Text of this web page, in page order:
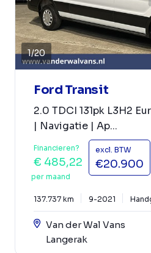
1/20
Ford Transit
2.0 TDCI 131pk L3H2
| Navigatie | Ap...
Financieren?
€ 485,22
per maand
excl. BTW
€20.900
137.737 km 9-2021
Van der Wal Vans
Langerak